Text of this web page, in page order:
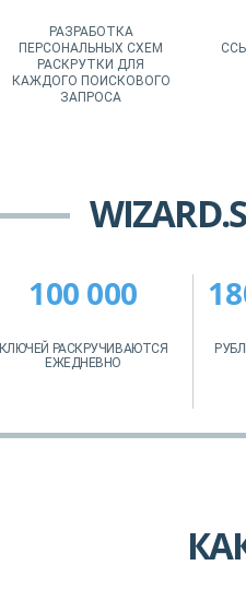
РАЗРАБОТКА
ПЕРСОНАЛЬНЫХ СХЕМ
РАСКРУТКИ ДЛЯ
КАЖДОГО ПОИСКОВОГО
ЗАПРОСА
100 000
КЛЮЧЕЙ РАСКРУЧИВАЮТСЯ
ЕЖЕДНЕВНО